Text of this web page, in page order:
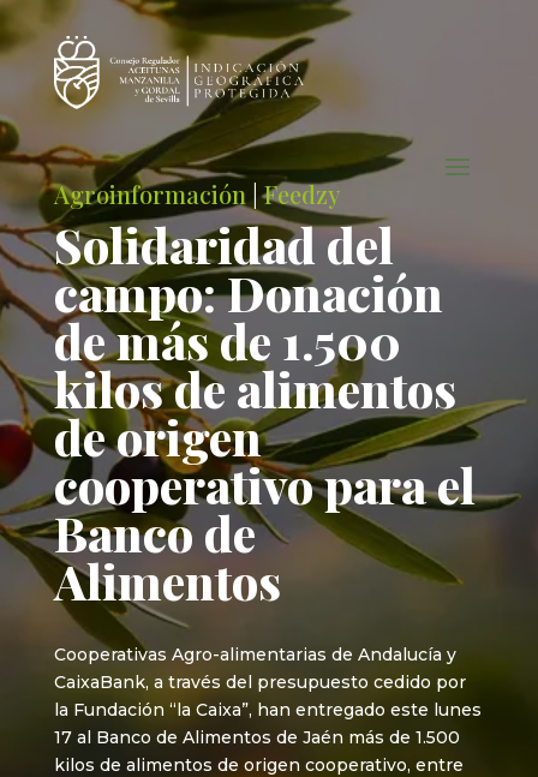
Agroinformación |Feedzy
Solidaridad del
campo: Donación
de más de 1.500
kilos de alimentos
de origen
cooperativo para el
Banco de
Alimentos
Cooperativas Agro-alimentarias de Andalucía y
CaixaBank, a través del presupuesto cedido por
la Fundación “la Caixa”, han entregado este lunes
17 al Banco de Alimentos de Jaén más de 1.500
kilos de alimentos de origen cooperativo, entre